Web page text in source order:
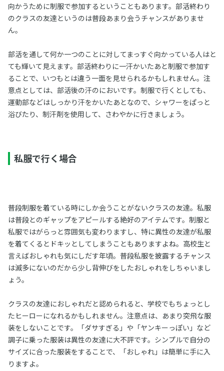
向かうために制服で参加するということもあります。部活終わり
のクラスの友達というのは普段あまり会うチャンスがありませ
ん。
部活を通して何か一つのことに対してまっすぐ向かっている人はと
ても輝いて見えます。部活終わりに一汗かいたあと制服で参加す
ることで、いつもとは違う一面を見せられるかもしれません。注
意点としては、部活後の汗のにおいです。制服で行くとしても、
運動部などはしっかり汗をかいたあとなので、シャワーをぱっと
浴びたり、制汗剤を使用して、さわやかに行きましょう。
私服で行く場合
普段制服を着ている時にしか会うことがないクラスの友達。私服
は普段とのギャップをアピールする絶好のアイテムです。制服と
私服ではがらっと雰囲気も変わりますし、特に異性の友達が私服
を着てくるとドキッとしてしまうこともありますよね。高校生と
言えばおしゃれも気にしだす年頃。普段私服を披露するチャンス
は滅多にないのだから少し背伸びをしたおしゃれをしちゃいまし
ょう。
クラスの友達におしゃれだと認められると、学校でもちょっとし
たヒーローになれるかもしれません。注意点は、あまり突飛な服
装をしないことです。「ダサすぎる」や「ヤンキーっぽい」など
調子に乗った服装は異性の友達に大不評です。シンプルで自分の
サイズに合った服装をすることで、「おしゃれ」は簡単に手に入
りますよ。